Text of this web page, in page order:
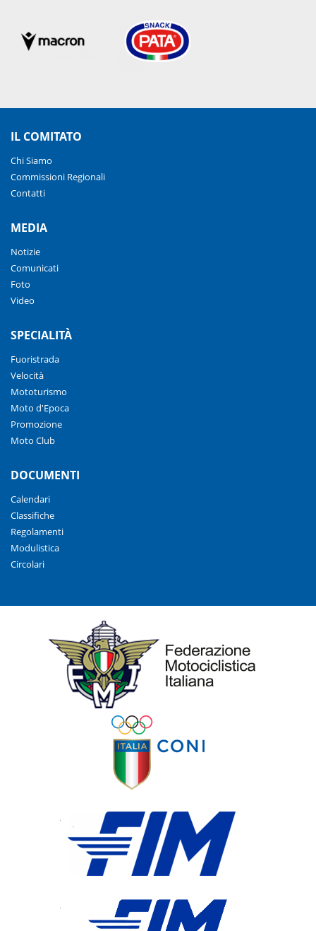
IL COMITATO
Chi Siamo
Commissioni Regionali
Contatti
MEDIA
Notizie
Comunicati
Foto
Video
SPECIALITÀ
Fuoristrada
Velocità
Mototurismo
Moto d'Epoca
Promozione
Moto Club
DOCUMENTI
Calendari
Classifiche
Regolamenti
Modulistica
Circolari